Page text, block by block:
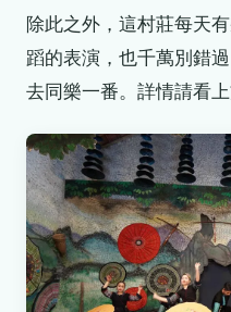
除此之外，這村莊每天
蹈的表演，也千萬別錯
去同樂一番。詳情請看上